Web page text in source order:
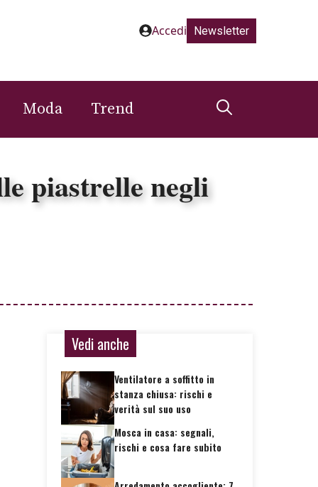
Accedi Newsletter
Moda Trend
piastrelle negli
Vedi anche
Ventilatore a soffitto in
stanza chiusa: rischi e
verità sul suo uso
Mosca in casa: segnali,
rischi e cosa fare subito